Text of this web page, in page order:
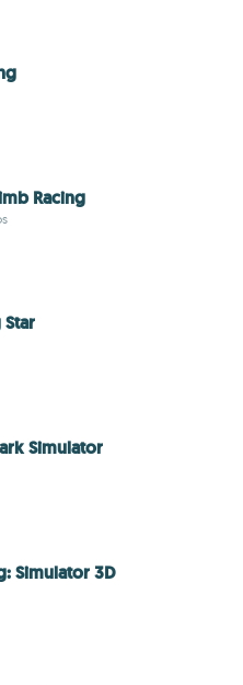
Racing
Star
Simulator
Simulator 3D